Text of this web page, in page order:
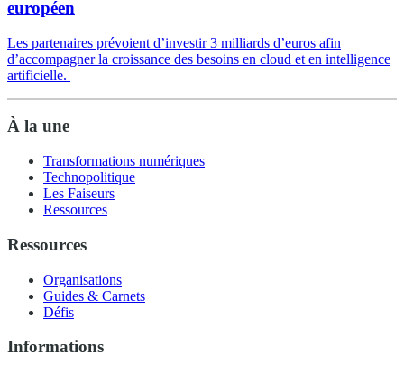
européen
Les partenaires prévoient d’investir 3 milliards d’euros afin
d’accompagner la croissance des besoins en cloud et en intelligence
artificielle.
À la une
Transformations numériques
Technopolitique
Les Faiseurs
Ressources
Ressources
Organisations
Guides & Carnets
Défis
Informations